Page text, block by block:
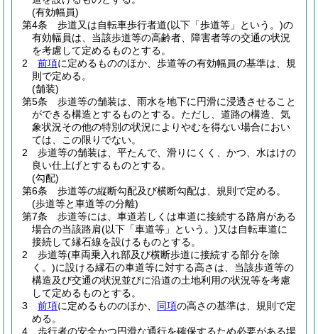
(有効幅員)
第4条
歩道又は自転車歩行者道(以下「歩道等」という。)の
有効幅員は、当該歩道等の高齢者、障害者等の交通の状況
を考慮して定めるものとする。
2
前項に定めるもののほか、歩道等の有効幅員の基準は、規
則で定める。
(舗装)
第5条
歩道等の舗装は、雨水を地下に円滑に浸透させること
ができる構造とするものとする。 ただし、道路の構造、気
象状況その他の特別の状況によりやむを得ない場合におい
ては、この限りでない。
2
歩道等の舗装は、平たんで、滑りにくく、かつ、水はけの
良い仕上げとするものとする。
(勾配)
第6条
歩道等の縦断勾配及び横断勾配は、規則で定める。
(歩道等と車道等の分離)
第7条
歩道等には、車道若しくは車道に接続する路肩がある
場合の当該路肩(以下「車道等」という。)又は自転車道に
接続して縁石線を設けるものとする。
2
歩道等(車両乗入れ部及び横断歩道に接続する部分を除
く。)に設ける縁石の車道等に対する高さは、当該歩道等の
構造及び交通の状況並びに沿道の土地利用の状況等を考慮
して定めるものとする。
3
前項に定めるもののほか、 同項の高さの基準は、規則で定
める。
4
歩行者の安全かつ円滑な通行を確保するため必要がある場